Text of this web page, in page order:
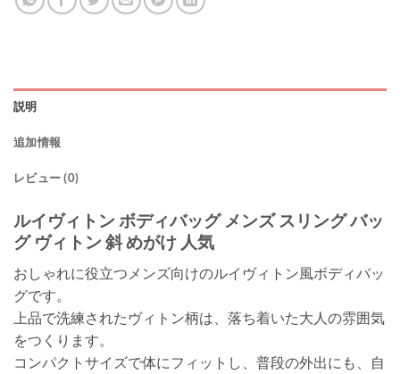
説明
追加情報
レビュー (0)
ルイヴィトン ボディバッグ メンズ スリング バッ
グ ヴィトン 斜 めがけ 人気
おしゃれに役立つメンズ向けのルイヴィトン風ボディバッ
グです。
上品で洗練されたヴィトン柄は、落ち着いた大人の雰囲気
をつくります。
コンパクトサイズで体にフィットし、普段の外出にも、自